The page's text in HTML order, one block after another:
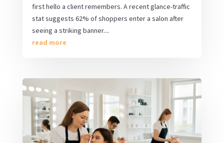
first hello a client remembers. A recent glance-traffic
stat suggests 62% of shoppers enter a salon after
seeing a striking banner....
read more